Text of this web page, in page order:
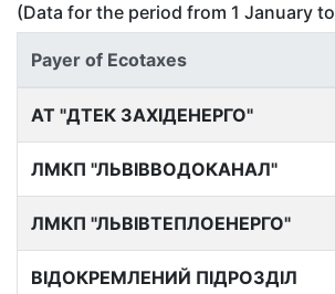
(Data for the period from 1 January to
Payer of Ecotaxes
АТ "ДТЕК ЗАХІДЕНЕРГО"
ЛМКП "ЛЬВІВВОДОКАНАЛ"
ЛМКП "ЛЬВІВТЕПЛОЕНЕРГО"
ВІДОКРЕМЛЕНИЙ ПІДРОЗДІЛ